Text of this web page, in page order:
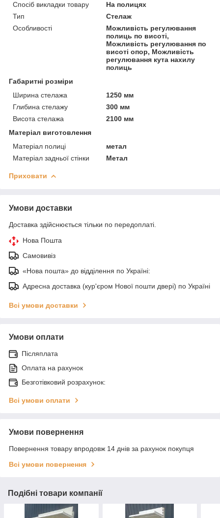
Спосіб викладки товару
На полицях
Тип
Стелаж
Особливості
Можливість регулювання
полиць по висоті,
Можливість регулювання по
висоті опор, Можливість
регулювання кута нахилу
полиць
Габаритні розміри
Ширина стелажа
1250 мм
Глибина стелажу
300 мм
Висота стелажа
2100 мм
Матеріал виготовлення
Матеріал полиці
метал
Матеріал задньої стінки
Метал
Приховати
Умови доставки
Доставка здійснюється тільки по передоплаті.
Нова Пошта
Самовивіз
«Нова пошта» до відділення по Україні:
Адресна доставка (кур'єром Нової пошти двері) по Україні
Всі умови доставки
Умови оплати
Післяплата
Оплата на рахунок
Безготівковий розрахунок:
Всі умови оплати
Умови повернення
Повернення товару впродовж 14 днів за рахунок покупця
Всі умови повернення
Подібні товари компанії